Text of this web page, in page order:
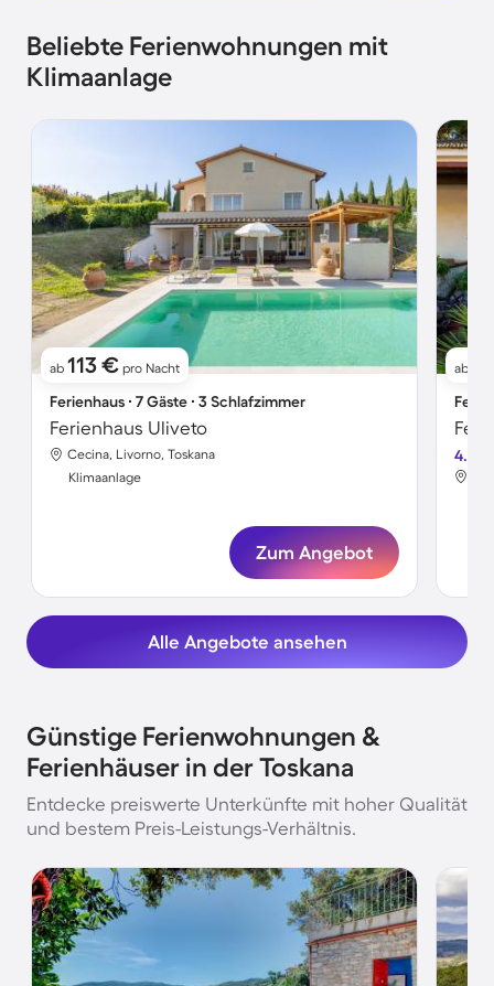
Beliebte Ferienwohnungen mit
Klimaanlage
ab 113 € pro Nacht
Ferienhaus ∙ 7 Gäste ∙ 3 Schlafzimmer
Ferienhaus Uliveto
Cecina, Livorno, Toskana
Klimaanlage
Zum Angebot
ab
4.6
Alle Angebote ansehen
Günstige Ferienwohnungen &
Ferienhäuser in der Toskana
Entdecke preiswerte Unterkünfte mit hoher Qualität
und bestem Preis-Leistungs-Verhältnis.